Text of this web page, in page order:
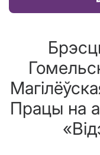
Працы на